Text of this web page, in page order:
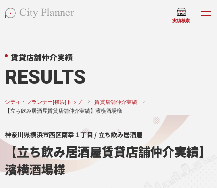
実績検索
賃貸店舗仲介実績
RESULTS
シティ・プランナー[横浜]トップ
賃貸店舗仲介実績
【立ち飲み居酒屋賃貸店舗仲介実績】濱横酒場様
神奈川県横浜市西区南幸１丁目 / 立ち飲み居酒屋
【立ち飲み居酒屋賃貸店舗仲介実績】
濱横酒場様